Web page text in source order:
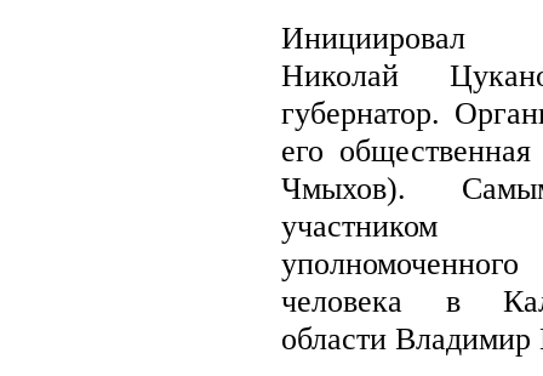
Инициировал
Николай
губернатор.
его
Чмыхов).
человека в
области